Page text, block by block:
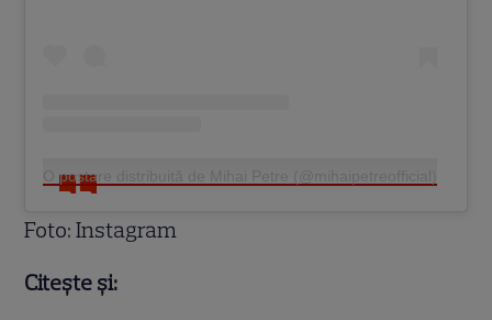
O postare distribuită de Mihai Petre (@mihaipetreofficial)
Foto: Instagram
Citește și: